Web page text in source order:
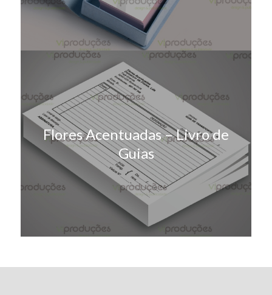
Flores Acentuadas – Livro de
Guias